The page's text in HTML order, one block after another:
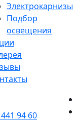
Электрокарнизы
Подбор
освещения
94 60